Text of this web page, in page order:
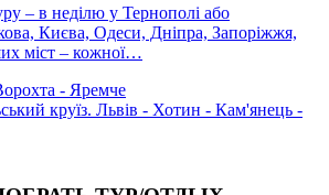
– в неділю у Тернополі або
Києва, Одеси, Дніпра, Запоріжжя,
міст – кожної…
- Яремче
круїз. Львів - Хотин - Кам'янець -